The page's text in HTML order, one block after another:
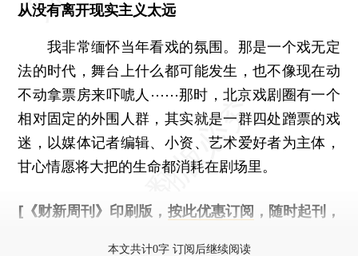
从没有离开现实主义太远
我非常缅怀当年看戏的氛围。那是一个戏无定
法的时代，舞台上什么都可能发生，也不像现在动
不动拿票房来吓唬人⋯⋯那时，北京戏剧圈有一个
相对固定的外围人群，其实就是一群四处蹭票的戏
迷，以媒体记者编辑、小资、艺术爱好者为主体，
甘心情愿将大把的生命都消耗在剧场里。
[《财新周刊》印刷版， 按此优惠订阅 ，随时起刊，
本文共计0字 订阅后继续阅读